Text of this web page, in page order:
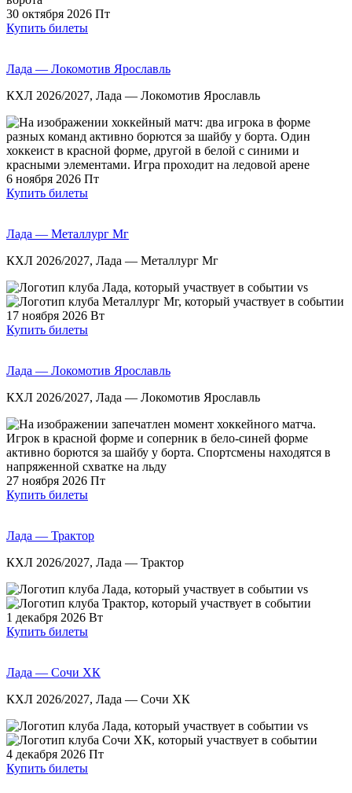
30 октября 2026 Пт
Купить билеты
Лада — Локомотив Ярославль
КХЛ 2026/2027, Лада — Локомотив Ярославль
6 ноября 2026 Пт
Купить билеты
Лада — Металлург Мг
КХЛ 2026/2027, Лада — Металлург Мг
vs
17 ноября 2026 Вт
Купить билеты
Лада — Локомотив Ярославль
КХЛ 2026/2027, Лада — Локомотив Ярославль
27 ноября 2026 Пт
Купить билеты
Лада — Трактор
КХЛ 2026/2027, Лада — Трактор
vs
1 декабря 2026 Вт
Купить билеты
Лада — Сочи ХК
КХЛ 2026/2027, Лада — Сочи ХК
vs
4 декабря 2026 Пт
Купить билеты